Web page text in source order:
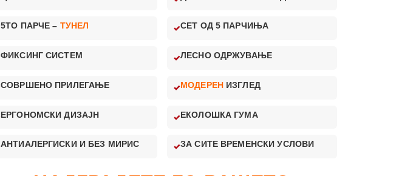
5ТО ПАРЧЕ – ТУНЕЛ СЕТ ОД 5 ПАРЧИЊА
ФИКСИНГ СИСТЕМ ЛЕСНО ОДРЖУВАЊЕ
СОВРШЕНО ПРИЛЕГАЊЕ МОДЕРЕН ИЗГЛЕД
ЕРГОНОМСКИ ДИЗАЈН ЕКОЛОШКА ГУМА
АНТИАЛЕРГИСКИ И БЕЗ МИРИС ЗА СИТЕ ВРЕМЕНСКИ УСЛОВИ